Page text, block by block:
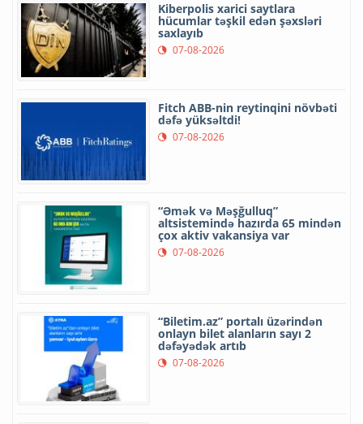
Kiberpolis xarici saytlara
hücumlar təşkil edən şəxsləri
saxlayıb
07-08-2026
Fitch ABB-nin reytinqini növbəti
dəfə yüksəltdi!
07-08-2026
“Əmək və Məşğulluq”
altsistemində hazırda 65 mindən
çox aktiv vakansiya var
07-08-2026
“Biletim.az” portalı üzərindən
onlayn bilet alanların sayı 2
dəfəyədək artıb
07-08-2026